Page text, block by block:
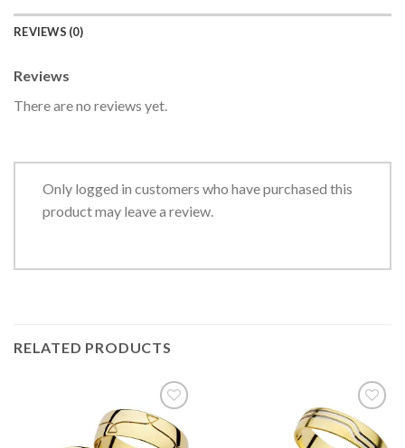
REVIEWS (0)
Reviews
There are no reviews yet.
Only logged in customers who have purchased this
product may leave a review.
RELATED PRODUCTS
Add to
Wishlist
Add to
Wishlist